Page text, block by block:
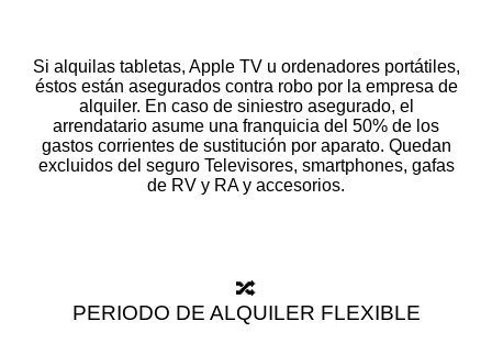
Si alquilas tabletas, Apple TV u ordenadores portátiles,
éstos están asegurados contra robo por la empresa de
alquiler. En caso de siniestro asegurado, el
arrendatario asume una franquicia del 50% de los
gastos corrientes de sustitución por aparato. Quedan
excluidos del seguro Televisores, smartphones, gafas
de RV y RA y accesorios.
🔀
PERIODO DE ALQUILER FLEXIBLE